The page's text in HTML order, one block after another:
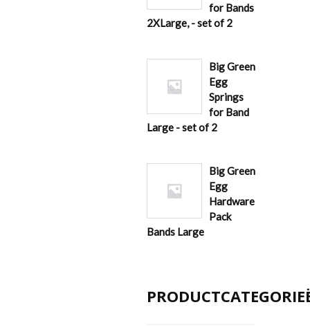
for Bands
2XLarge, - set of 2
Big Green
Egg
Springs
for Band
Large - set of 2
Big Green
Egg
Hardware
Pack
Bands Large